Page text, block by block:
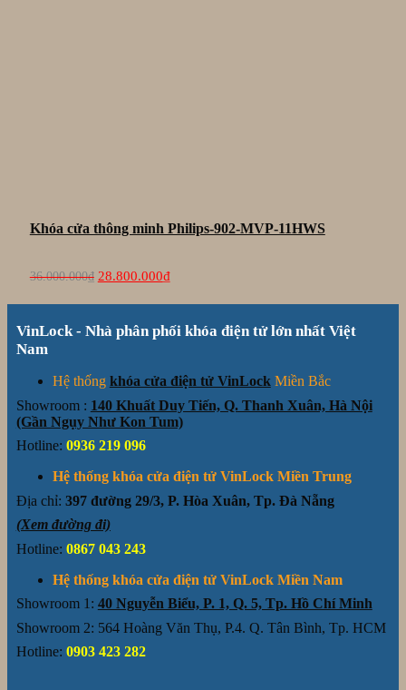
Khóa cửa thông minh Philips-902-MVP-11HWS
36.000.000₫
Giá
gốc
28.800.000₫Giá
hiện
28.800.000₫.
VinLock - Nhà phân phối khóa điện tử lớn nhất Việt
Nam
Hệ thống khóa cửa điện tử VinLock Miền Bắc
Showroom : 140 Khuất Duy Tiến, Q. Thanh Xuân, Hà Nội
(Gần Ngụy Như Kon Tum)
Hotline: 0936 219 096
Hệ thống khóa cửa điện tử VinLock Miền Trung
Địa chỉ: 397 đường 29/3, P. Hòa Xuân, Tp. Đà Nẵng
(Xem đường đi)
Hotline: 0867 043 243
Hệ thống khóa cửa điện tử VinLock Miền Nam
Showroom 1: 40 Nguyễn Biểu, P. 1, Q. 5, Tp. Hồ Chí Minh
Showroom 2: 564 Hoàng Văn Thụ, P.4. Q. Tân Bình, Tp. HCM
Hotline: 0903 423 282